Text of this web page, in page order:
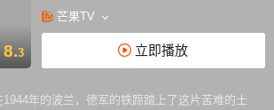
8.3
芒果TV
立即播放
1944年的波兰，德军的铁蹄踏上了这片苦难的土